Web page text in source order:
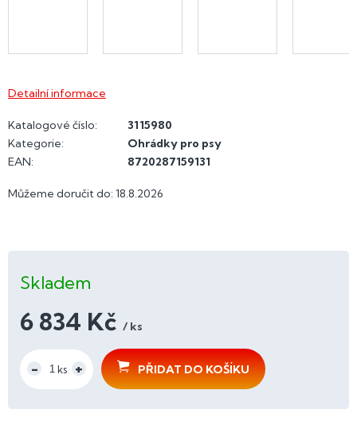
Můžeme doručit do: 18.8.2026
Skladem
6 834 Kč / ks
cena:
PŘIDAT DO KOŠÍKU
Detailní informace
Katalogové číslo:
3115980
Kategorie:
Ohrádky pro psy
EAN: 8720287159131